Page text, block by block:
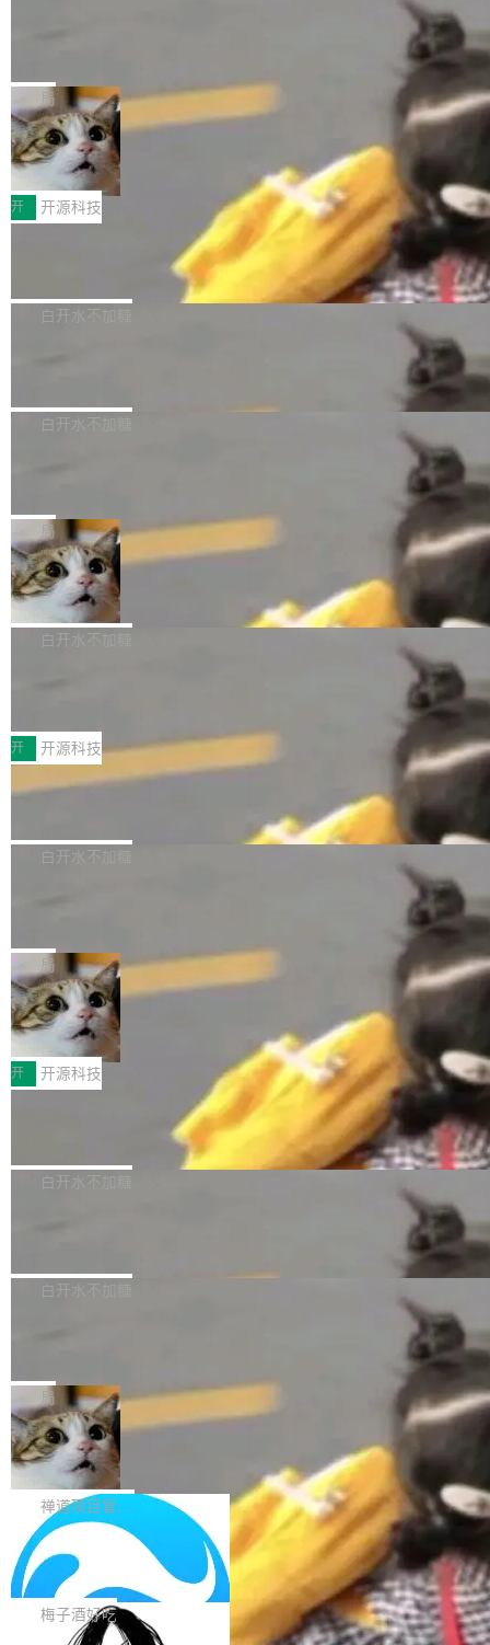
布，具体更新内容包括： feat(zero)：Zero 现
支持 --security superflag（token=...;whitelist
=...），与 Alpha 版本的格式一致，并据此对其
管理 HTTP 端点进行授权。 <blockquote> <p>
<span><strong>警告：</strong>&nbsp;Zero
的 admin ...
块钱的玩意儿——一根小竹签，一个竹筒，一头
系着涂了松香的线。甩起来，竹膜震动，发出“哇
——哇”的蝉鸣声。实物越来越难找了，有开发者
把它做成了 Web 玩具，放在 zhuzhiliao.imsai.c
c 上，并在 GitHub 开源。 玩法很简单：按住屏
幕画圈，或者直接甩手机。页面会实时显示转速
（圈/秒），声音来自真实竹知了录音的 1.72 秒
采样，无缝循环。音频解码失败时，还有一套合
成兜底——锯齿波振荡器模拟脉冲，并联带通共
局
30倍效率升级：解锁医学影像数据要素
价值化的真实路径
完成一例腹部CT影像标注，张医生过去需要约1
20个小时。他必须在数百张连续影像上，一笔一
笔勾画边界，一层一层识别肌肉组织。如今，使
用东软飞标医学影像标注平台，同样的工作缩短
至4小时，效率提升30倍。 这组数字背后，改变
的不只是速度，而是把医学影像转化为AI能力的
正，才能成为机器能理解的高质量数据。医学影
张CT影像上完成像素级精细分割，让系统"...
开 开源科技
Apache Dubbo-go v3.3.2 正式发布
这个版本面向生产环境，重心在内核稳定性。我
们彻底收敛了旧配置体系，扩展了 Triple 协议与
白开水不加糖
理工具。它可以查看，转换，编辑和分类所有主
新功能 macOS：在 Connect/Share 按钮中添加
通过 AirDop 共享书籍的功能 Content server：
支持可向服务器后端添加新端点的插件 Edit boo
k：Compress images：添加将 GIF 图像转换为
JPEG/WebP 的选项 ToC Editor：添加一个按
白开水不加糖
ube 视频，标题是"SwiftUI 七年后：一个平庸的
故事"。视频核心观点很简单：SwiftUI 发布七年
了，仍然像一个永久公测版。 Manshin 从数据
流、布局系统、API 稳定性、性能、跨平台五个
维度逐一批判了 SwiftUI。最让人印象深刻的一
一，界面错位。他说这个问题"两年前就发现了，
至今没变"。 数据流方面，Manshin 指出 SwiftU
I 的属性包装器演进史...
局
DBeaver 26.1.4 发布
DBeaver 是一个免费开源的通用数据库工具，适
用于开发人员和数据库管理员。DBeaver 26.1.4
AI 聊天功能（添加了一些快捷键）</span></li>
<li><span style="color:#000000">新增了始终
在新 SQL 控制台中打开 AI 生成的脚本的功能</
span></li> <li><span style="color:#000000...
白开水不加糖
2026卫星活动——第二届多语种对话语音语言模
型挑战赛 （Multilingual Conversational Speec
h Language Model Challenge，MLC-SLM）T
ask 1赛道中，传音TEX AI中心语音算法团队以
自主研发的说话人归属多语种自动语音识别系统
化系统等关键方向的系统性技术实力。 本届赛事
聚焦多语言对话语音模型面临的关键技术挑战，
共吸引来自全球工业界与学术界的1...
开 开源科技
Qwen3.8-Max 发布，下周开源 Qwen3.
千问大模型宣布正式推出 Qwen 家族迄今最强大
的模型 Qwen3.8-Max，也是其首个 Max 规模
5 的架构基础构建，参数规模扩展至 2.4 万亿，
激活参数95B，支持100万上下文Tokens，在编
程、办公、科研以及长周期任务等方面实现了全
面提升。它不仅能应对更具挑战性的问题，还能
更可靠地端到端完成复杂任务，输出值得信赖的
成果。 全球开发者都可通过千问 AI 平台获得 Q
wen3.8 的 API 服务：国内每百万 Tok...
白开水不加糖
态生成模型，能生成带原生立体声的 2K 视频。
没有发布会，没有预告，直接扔了篇文章出来，
权重已经上传至 Hugging Face。 去年国内的视
频生成模型还在追 Runway 和 Pika 的参数，今
天 MiniMax H3 从架构到许可都摆上台面了。一
个模型，三个模块，两个开源。 H3 由三个模块
组成：H3-Context-IR 负责多模态指令理解和编
排（闭源，提供 API）；H3-Base 是核心生成模
型，33B 参数，负责 768p 音视频生成（开
局
DeepSeek-V4-Flash正式版API上线超
算互联网
近日，DeepSeek-V4-Flash 正式版 API 开启公
开测试。国家超算互联网正式上线 DeepSeek-V
4-Flash 正式版（DeepSeek-V4-Flash-0731）
模型 API 调用服务和模型文件。 DeepSeek-V4-
Flash-0731 经过大量后训练工作，智能体能力
大幅增强，指令遵循能力大幅增强。在多项基准
模型 API 调用服务，用户无需繁琐环境配置，一
开 开源科技
Docker 29.7.1 现已发布，具体更新内容如下：
Bug fixes and enhancements 修复了一个回归
绝遍历绝对符号链接的容器路径，例如/var/run -
更新说明：https://github.com/moby/...
白开水不加糖
计语言和 React 组件库。Ant Design 6.5.3 现
ut.OTP 的 mask 为 true 时仍显示原始值的问
题。#58805 修复 Input.TextArea 调整大小手柄
在触摸设备上显示为小圆点的问题。#58812 Ty
pography 优化 Typography 省略提示在大列表
中的渲染性能。#58806 修复 Typography...
白开水不加糖
比它便宜的。 Artificial Analysis 更新了 DeepS
eek V4 Flash 0731 的完整评测。一张 Intellige
nce Index vs Cost per Task 的散点图上，13
个模型排成一列，V4 Flash 贴着底部：$0.03
一次任务。 V4 Flash 的 Intelligence Index 得
分 50，在 101 个模型中排第 3。排在它前面
的：Claude Opus 5（61 分）、Claude Fable
5（60 分）、GPT-5.6 Sol（59 分）、Kimi K3
（57 分）、Grok 4...
局
禅道开源版 22.4 发布，内置 DevOps4.
0 正式版，提供从代码提交到交付的全
生命周期的管理能力
大家好， 禅道开源版22.4发布啦！本次发布我们
带来了DevOps4.0系列的首个正式版本。 DevO
ps4.0内置与禅道DevOps专业版同源的代码管理
核心，依托于全自研的GitFox代码托管引擎，我
们提供了从代码提交到交付的全生命周期的管理
能力。同时，我们 对禅道DevOps现有底层代码
进行了革命性的重构，为后续AI辅助编程、智能
Solon 的 10 种 HTTP 服务器：改一行
依赖，换一个引擎
用 Solon 做线上项目有一阵子了，有个点总让新
接触的人觉得意外：服务器引擎是让你选的。 S
olon 内核约 0.3MB，不内置固定的 HTTP 服务
梅子酒好吃